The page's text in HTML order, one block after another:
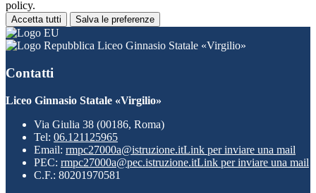
policy.
Accetta tutti Salva le preferenze
Liceo Ginnasio Statale «Virgilio»
Contatti
Liceo Ginnasio Statale «Virgilio»
Via Giulia 38 (00186, Roma)
Tel: 06.121125965
Email: rmpc27000a@istruzione.itLink per inviare una mail
PEC: rmpc27000a@pec.istruzione.itLink per inviare una mail
C.F.: 80201970581